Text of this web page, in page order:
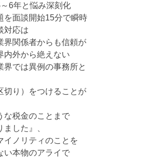
6年と悩み深刻化
を面談開始15分で瞬時
対応は
界関係者からも信頼が
内外から絶えない
界では異例の事務所と
切り）をつけることが
な税金のことまで
した』、
イノリティのことを
い本物のアライで